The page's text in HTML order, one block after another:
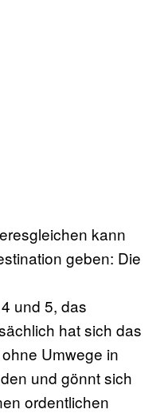
kann
geben: Die
und 5, das
hat sich das
Umwege in
und gönnt sich
ordentlichen